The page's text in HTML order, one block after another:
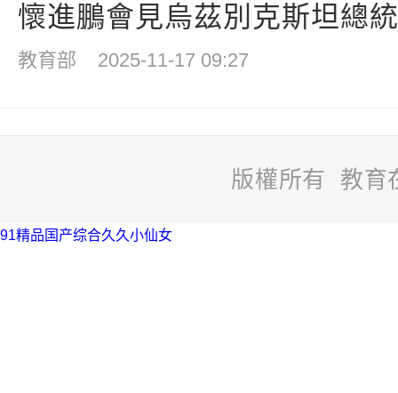
懷進鵬會見烏茲別克斯坦總
教育部 2025-11-17 09:27
版權所有 教育
91精品国产综合久久小仙女